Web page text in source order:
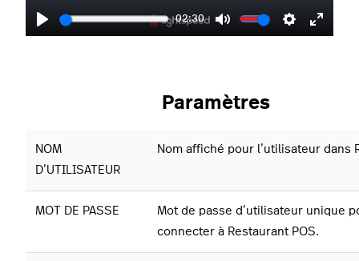
Play
02:30
Mute Settings
Enter
Paramètres
NOM
D’UTILISATEUR
Nom affiché pour l’utilisateur dans
MOT DE PASSE
Mot de passe d’utilisateur unique
connecter à Restaurant POS.